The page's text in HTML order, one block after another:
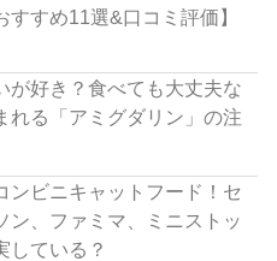
すすめ11選&口コミ評価】
が好き？食べても大丈夫な
れる「アミグダリン」の注
ンビニキャットフード！セ
ン、ファミマ、ミニストッ
している？